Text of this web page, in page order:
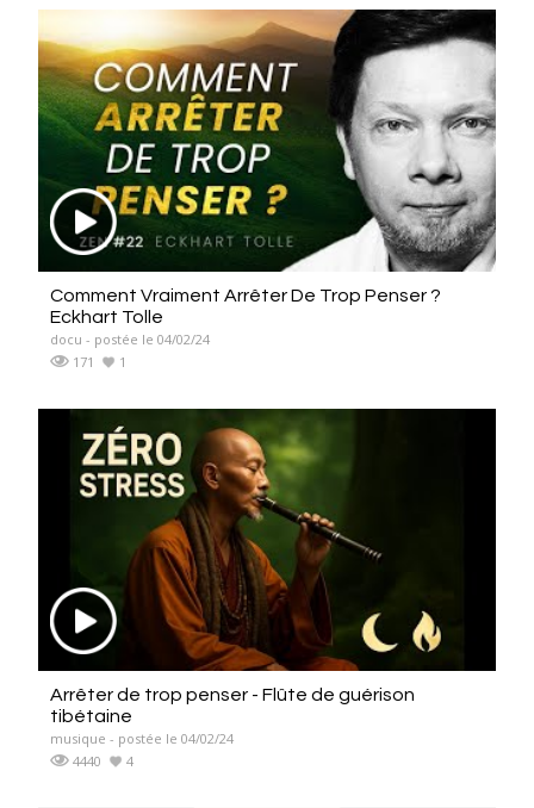
Comment Vraiment Arrêter De Trop Penser ?
Eckhart Tolle
docu - postée le 04/02/24
171
1
Arrêter de trop penser - Flûte de guérison
tibétaine
musique - postée le 04/02/24
4440
4